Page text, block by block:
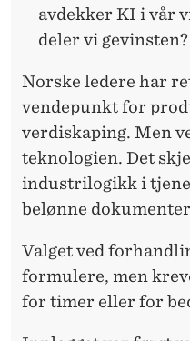
avdekker KI i vår
deler vi gevinsten?
Norske ledere har
vendepunkt for
verdiskaping. Men
teknologien. Det
industrilogikk i
belønne
Valget ved
formulere, men
for timer eller for